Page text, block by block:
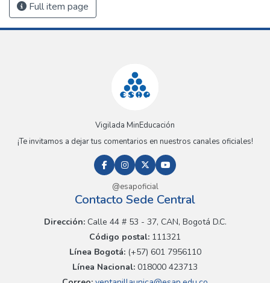
Full item page
Vigilada MinEducación
¡Te invitamos a dejar tus comentarios en nuestros canales oficiales!
@esapoficial
Contacto Sede Central
Dirección:Calle 44 # 53 - 37, CAN, Bogotá D.C.
Código postal: 111321
Línea Bogotá:(+57) 601 7956110
Línea Nacional: 018000 423713